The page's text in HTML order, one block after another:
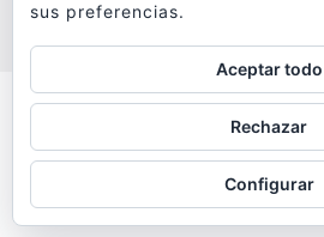
VER MÁS
Todos los textos y
www.viajesyfotografia.comson
y están protegidos por
sus preferencias.
Aceptar todo
Rechazar
Configurar